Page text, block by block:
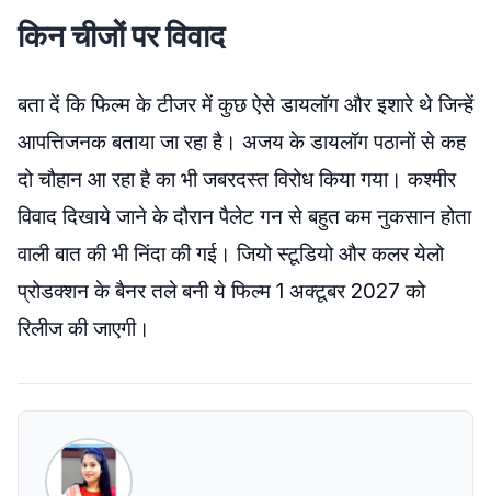
किन चीजों पर विवाद
बता दें कि फिल्म के टीजर में कुछ ऐसे डायलॉग और इशारे थे जिन्हें
आपत्तिजनक बताया जा रहा है। अजय के डायलॉग पठानों से कह
दो चौहान आ रहा है का भी जबरदस्त विरोध किया गया। कश्मीर
विवाद दिखाये जाने के दौरान पैलेट गन से बहुत कम नुकसान होता
वाली बात की भी निंदा की गई। जियो स्टूडियो और कलर येलो
प्रोडक्शन के बैनर तले बनी ये फिल्म 1 अक्टूबर 2027 को
रिलीज की जाएगी।